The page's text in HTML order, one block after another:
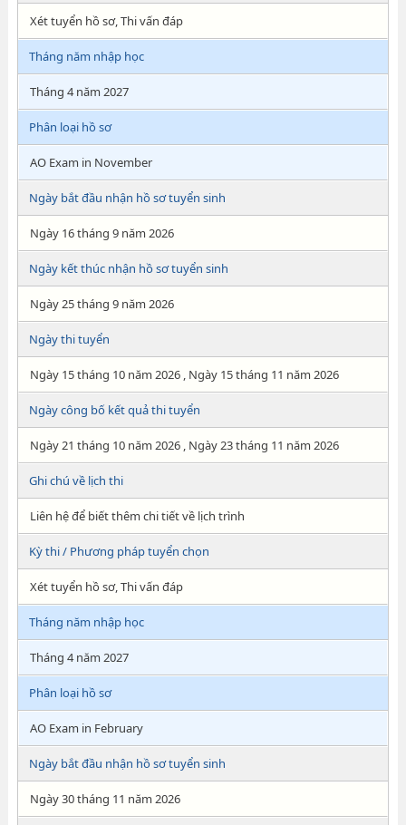
Xét tuyển hồ sơ, Thi vấn đáp
Tháng năm nhập học
Tháng 4 năm 2027
Phân loại hồ sơ
AO Exam in November
Ngày bắt đầu nhận hồ sơ tuyển sinh
Ngày 16 tháng 9 năm 2026
Ngày kết thúc nhận hồ sơ tuyển sinh
Ngày 25 tháng 9 năm 2026
Ngày thi tuyển
Ngày 15 tháng 10 năm 2026 , Ngày 15 tháng 11 năm 2026
Ngày công bố kết quả thi tuyển
Ngày 21 tháng 10 năm 2026 , Ngày 23 tháng 11 năm 2026
Ghi chú về lịch thi
Liên hệ để biết thêm chi tiết về lịch trình
Kỳ thi / Phương pháp tuyển chọn
Xét tuyển hồ sơ, Thi vấn đáp
Tháng năm nhập học
Tháng 4 năm 2027
Phân loại hồ sơ
AO Exam in February
Ngày bắt đầu nhận hồ sơ tuyển sinh
Ngày 30 tháng 11 năm 2026